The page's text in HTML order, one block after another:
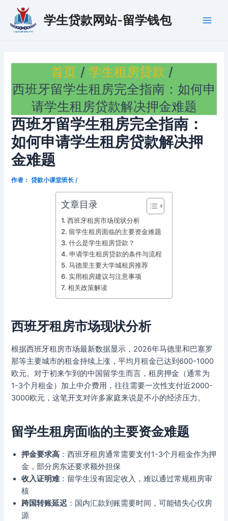
学生贷款网站-留学钱包
首页
学生租房贷款
西班牙留学生租房完全指南：如何申
请学生租房贷款解决押金难题
西班牙留学生租房完全指南：
如何申请学生租房贷款解决押
金难题
作者： 贷款小课堂班长 /
文章目录
西班牙租房市场现状分析
留学生租房面临的主要资金难题
什么是学生租房贷款？
申请学生租房贷款的条件与流程
马德里主要大学城租房推荐
实用租房建议与注意事项
相关政策解读
西班牙租房市场现状分析
根据西班牙租房市场最新数据显示，2026年马德里和巴塞罗
那等主要城市的租金持续上涨，平均月租金已达到600-1000
欧元。对于初来乍到的中国留学生而言，租房押金（通常为
1-3个月租金）加上中介费用，往往需要一次性支付近2000-
3000欧元，这笔开支对许多家庭来说是不小的经济压力。
留学生租房面临的主要资金难题
押金要求高 ：西班牙租房通常需要支付1-3个月租金作为押
金，部分房东还要求额外担保
收入证明难 ：留学生没有固定收入，难以通过常规租房审
核
跨国转账延迟 ：国内汇款到账需要时间，可能错失心仪房
源